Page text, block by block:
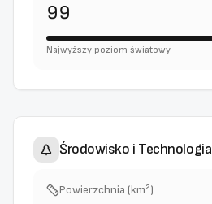
99
Najwyższy poziom światowy
Środowisko i Technologia
Powierzchnia (km²)